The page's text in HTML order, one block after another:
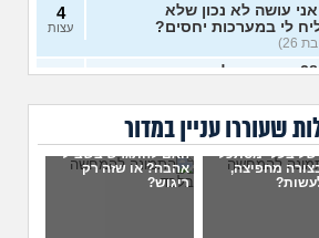
עושה לא נכון שלא
לי במערכות יחסים?
26)
4
עצות
בת 28 ואף פעם לא הייתי
ראשון?
(רווקה, בת 28)
6
מתנהגת מוזר?
(אנונימי,
3
עצות
לא הייתי בזוגיות ואני לא
שעוררו עניין במדור
בעלי מסתכל
מחפיצה,
האם להתגרש בשביל
אהבה? או שזה רק
ריגוש?